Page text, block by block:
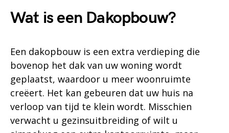
Wat is een Dakopbouw?
Een dakopbouw is een extra verdieping die
bovenop het dak van uw woning wordt
geplaatst, waardoor u meer woonruimte
creëert. Het kan gebeuren dat uw huis na
verloop van tijd te klein wordt. Misschien
verwacht u gezinsuitbreiding of wilt u